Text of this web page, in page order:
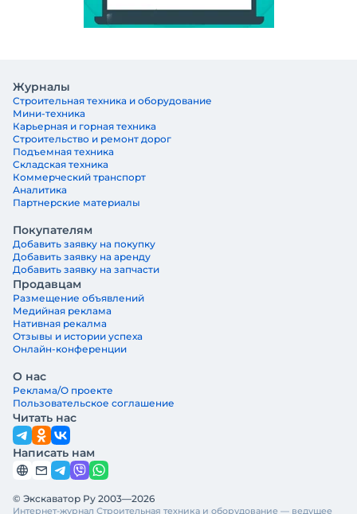
Журналы
Строительная техника и оборудование
Мини-техника
Карьерная и горная техника
Строительство и ремонт дорог
Подъемная техника
Складская техника
Коммерческий транспорт
Аналитика
Партнерские материалы
Покупателям
Добавить заявку на покупку
Добавить заявку на аренду
Добавить заявку на запчасти
Продавцам
Размещение объявлений
Медийная реклама
Нативная рекалма
Отзывы и истории успеха
Онлайн-конференции
О нас
Реклама/О проекте
Пользовательское соглашение
Читать нас
Написать нам
© Экскаватор Ру 2003—2026
Интернет-журнал Строительная техника и оборудование — ведущее